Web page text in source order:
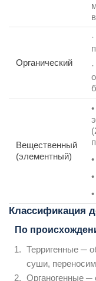
Органический
Вещественный
(элементный)
Классификация
По
Терригенные ─
суши,
Органогенные ─